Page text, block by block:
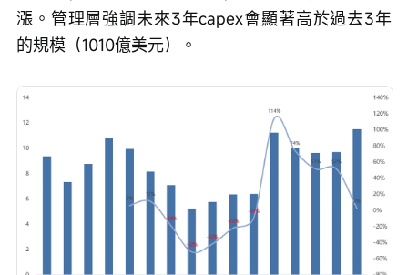
漲。管理層強調未來3年capex會顯著高於過去3年
的規模（1010億美元）。